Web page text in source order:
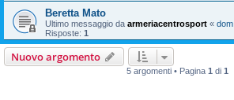
Beretta Mato
Ultimo messaggio da armeriacentrosport «
Risposte: 1
Nuovo argomento
5 argomenti • Pagina 1 di 1